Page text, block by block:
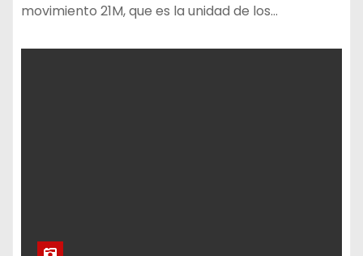
movimiento 21M, que es la unidad de los…